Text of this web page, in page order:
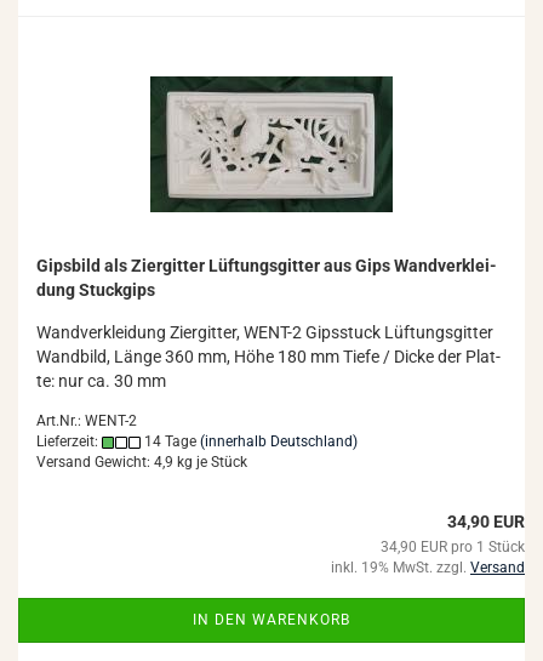
Gips­bild als Zi­er­git­ter Lüf­tungs­git­ter aus Gips Wand­ver­klei­
dung Stuck­gips
Wand­ver­klei­dung Zi­er­git­ter, WENT-​2 Gips­stuck Lüf­tungs­git­ter
Wand­bild, Länge 360 mm, Höhe 180 mm Tiefe / Dicke der Plat­
te: nur ca. 30 mm
Art.Nr.: WENT-2
Lieferzeit:
14 Tage (innerhalb Deutschland)
Versand Gewicht: 4,9 kg je Stück
34,90 EUR
34,90 EUR pro 1 Stück
inkl. 19% MwSt. zzgl. Versand
IN DEN WARENKORB